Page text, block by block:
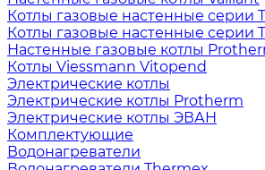
Котлы газовые настенные серии
Котлы газовые настенные серии
Настенные газовые котлы
Котлы Viessmann Vitopend
Электрические котлы
Электрические котлы Protherm
Электрические котлы ЭВАН
Комплектующие
Водонагреватели